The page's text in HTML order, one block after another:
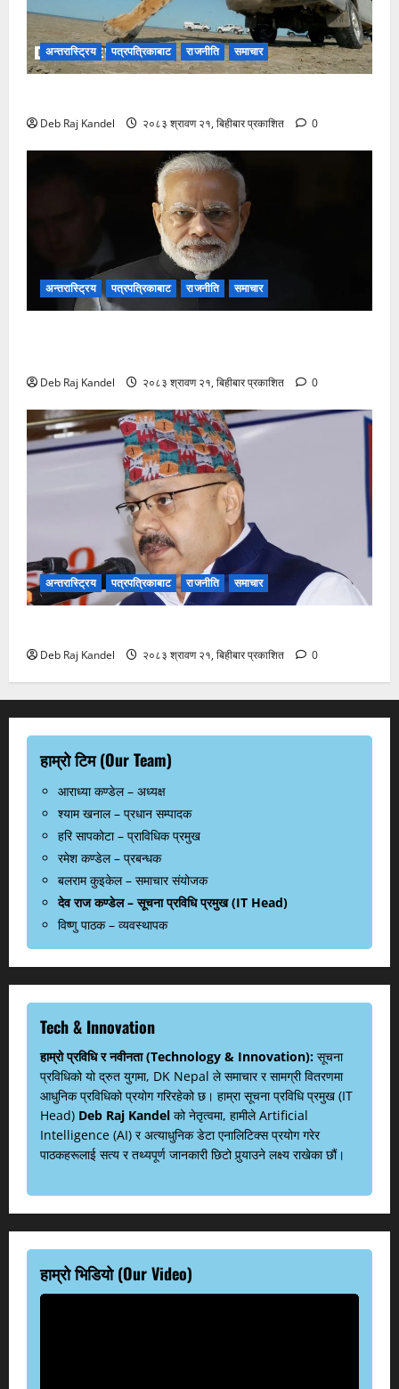
अन्तरास्ट्रिय पत्रपत्रिकाबाट राजनीति समाचार
Deb Raj Kandel २०८३ श्रावण २१, बिहीबार प्रकाशित 0
अन्तरास्ट्रिय पत्रपत्रिकाबाट राजनीति समाचार
Deb Raj Kandel २०८३ श्रावण २१, बिहीबार प्रकाशित 0
अन्तरास्ट्रिय पत्रपत्रिकाबाट राजनीति समाचार
Deb Raj Kandel २०८३ श्रावण २१, बिहीबार प्रकाशित 0
हाम्रो टिम (Our Team)
आराध्या कण्डेल – अध्यक्ष
श्याम खनाल – प्रधान सम्पादक
हरि सापकोटा – प्राविधिक प्रमुख
रमेश कण्डेल – प्रबन्धक
बलराम कुइकेल – समाचार संयोजक
देव राज कण्डेल – सूचना प्रविधि प्रमुख (IT Head)
विष्णु पाठक – व्यवस्थापक
Tech & Innovation
हाम्रो प्रविधि र नवीनता (Technology & Innovation): सूचना
प्रविधिको यो द्रुत युगमा, DK Nepal ले समाचार र सामग्री वितरणमा
आधुनिक प्रविधिको प्रयोग गरिरहेको छ। हाम्रा सूचना प्रविधि प्रमुख (IT
Head) Deb Raj Kandel को नेतृत्वमा, हामीले Artificial
Intelligence (AI) र अत्याधुनिक डेटा एनालिटिक्स प्रयोग गरेर
पाठकहरूलाई सत्य र तथ्यपूर्ण जानकारी छिटो पुर्‍याउने लक्ष्य राखेका छौं।
हाम्रो भिडियो (Our Video)